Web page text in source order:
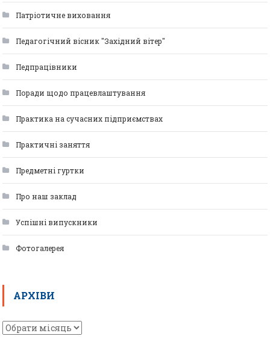
Патріотичне виховання
Педагогічний вісник "Західний вітер"
Педпрацівники
Поради щодо працевлаштування
Практика на сучасних підприємствах
Практичні заняття
Предметні гуртки
Про наш заклад
Успішні випускники
Фотогалерея
АРХІВИ